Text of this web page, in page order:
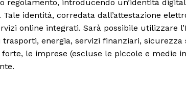
regolamento, introducendo un’identità
. Tale identità, corredata dall’attestazione
online integrati. Sarà possibile utilizzare
energia, servizi finanziari, sicurezza
le imprese (escluse le piccole e medie